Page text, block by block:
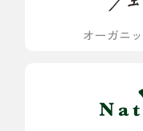
オーガニ